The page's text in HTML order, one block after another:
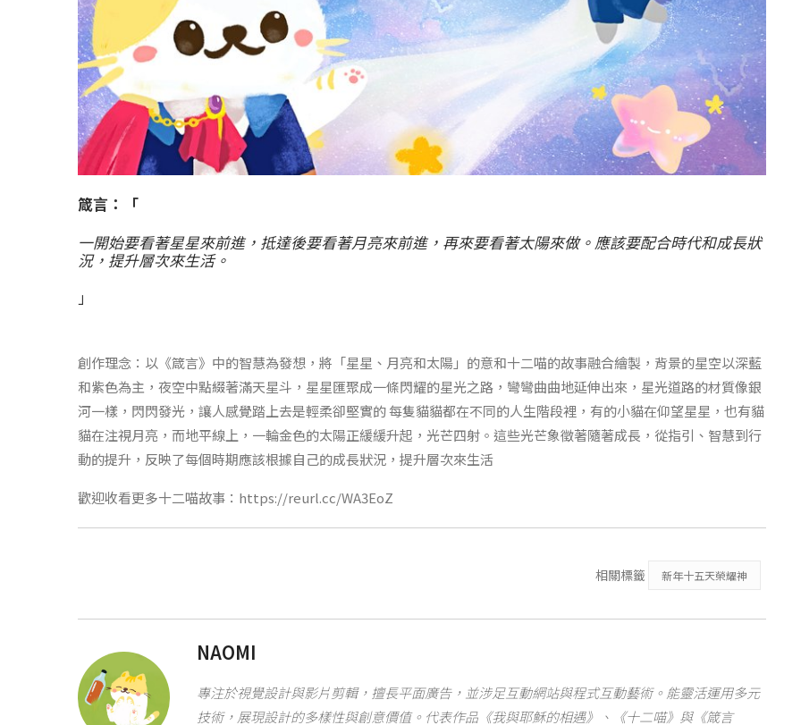
箴言：「
一開始要看著星星來前進，抵達後要看著月亮來前進，再來要看著太陽來做。應該要配合時代和成長狀
況，提升層次來生活。
」
創作理念：以《箴言》中的智慧為發想，將「星星、月亮和太陽」的意和十二喵的故事融合繪製，背景的星空以深藍
和紫色為主，夜空中點綴著滿天星斗，星星匯聚成一條閃耀的星光之路，彎彎曲曲地延伸出來，星光道路的材質像銀
河一樣，閃閃發光，讓人感覺踏上去是輕柔卻堅實的 每隻貓貓都在不同的人生階段裡，有的小貓在仰望星星，也有貓
貓在注視月亮，而地平線上，一輪金色的太陽正緩緩升起，光芒四射。這些光芒象徵著隨著成長，從指引、智慧到行
動的提升，反映了每個時期應該根據自己的成長狀況，提升層次來生活
歡迎收看更多十二喵故事：https://reurl.cc/WA3EoZ
相關標籤 新年十五天榮耀神
NAOMI
專注於視覺設計與影片剪輯，擅長平面廣告，並涉足互動網站與程式互動藝術。能靈活運用多元
技術，展現設計的多樣性與創意價值。代表作品《我與耶穌的相遇》、《十二喵》與《箴言